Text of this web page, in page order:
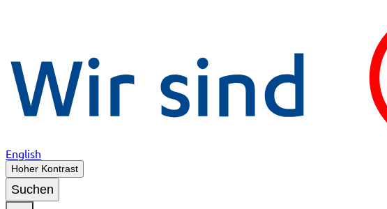
English
Hoher Kontrast
Suchen